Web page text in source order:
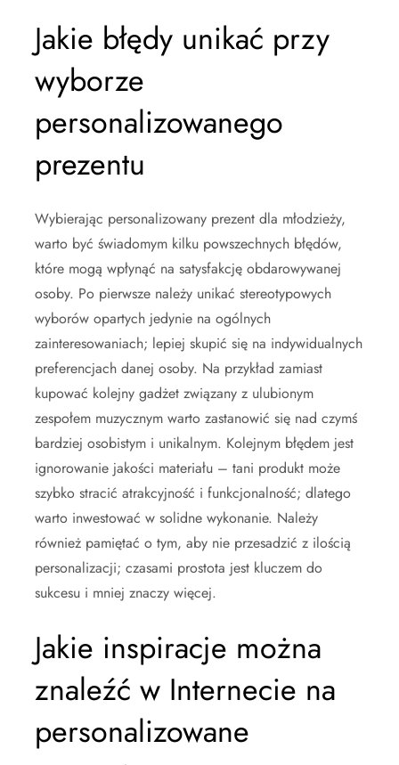
Jakie błędy unikać przy
wyborze
personalizowanego
prezentu
Wybierając personalizowany prezent dla młodzieży,
warto być świadomym kilku powszechnych błędów,
które mogą wpłynąć na satysfakcję obdarowywanej
osoby. Po pierwsze należy unikać stereotypowych
wyborów opartych jedynie na ogólnych
zainteresowaniach; lepiej skupić się na indywidualnych
preferencjach danej osoby. Na przykład zamiast
kupować kolejny gadżet związany z ulubionym
zespołem muzycznym warto zastanowić się nad czymś
bardziej osobistym i unikalnym. Kolejnym błędem jest
ignorowanie jakości materiału – tani produkt może
szybko stracić atrakcyjność i funkcjonalność; dlatego
warto inwestować w solidne wykonanie. Należy
również pamiętać o tym, aby nie przesadzić z ilością
personalizacji; czasami prostota jest kluczem do
sukcesu i mniej znaczy więcej.
Jakie inspiracje można
znaleźć w Internecie na
personalizowane